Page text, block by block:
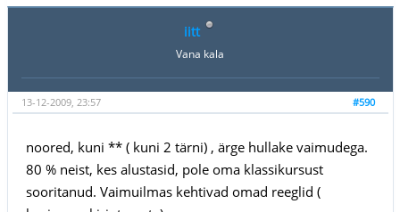
iitt
Vana kala
#590
13-12-2009, 23:57
noored, kuni ** ( kuni 2 tärni) , ärge hullake vaimudega.
80 % neist, kes alustasid, pole oma klassikursust
sooritanud. Vaimuilmas kehtivad omad reeglid (